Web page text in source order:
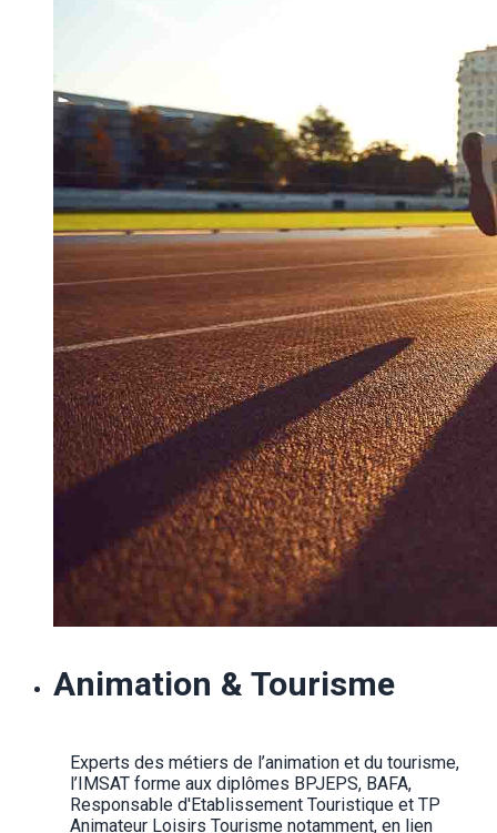
Animation & Tourisme
Experts des métiers de l’animation et du tourisme,
l’IMSAT forme aux diplômes BPJEPS, BAFA,
Responsable d'Etablissement Touristique et TP
Animateur Loisirs Tourisme notamment, en lien